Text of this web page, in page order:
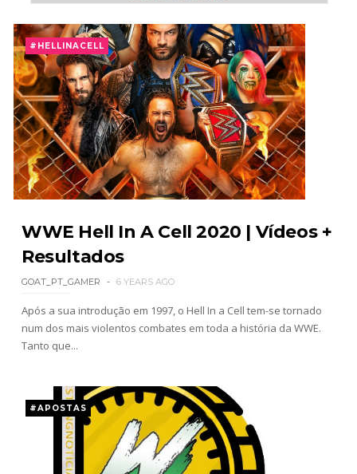
WWE: Nikki Bella não quer continuar na WWE
sem Brie Bella
SCSA867-Aug 07 2026
AEW: Samoa Joe faz tease de regresso no All In
SCSA867-Aug 07 2026
WWE: Possível adversário de Roman Reigns no
México revelado
SCSA867-Aug 07 2026
Agente livre de peso: Kairi Sane revela inúmeras
propostas após saída da WWE e pondera o
SCSA867-Aug 07 2026
WWE: Regresso de Stephanie Vaquer foi adiado
por várias semanas
#HELLINACELL
WWE Hell In A Cell 2020 | Vídeos +
Resultados
GOAT_PT_GAMER 6 YEARS AGO
Após a sua introdução em 1997, o Hell In a Cell tem-se tornado
num dos mais violentos combates em toda a história da WWE.
Tanto que...
#APOSTAS